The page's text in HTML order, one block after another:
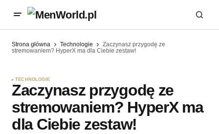
Strona główna Technologie
Zaczynasz przygodę ze
stremowaniem? HyperX ma dla Ciebie zestaw!
TECHNOLOGIE
Zaczynasz przygodę ze
stremowaniem? HyperX ma
dla Ciebie zestaw!